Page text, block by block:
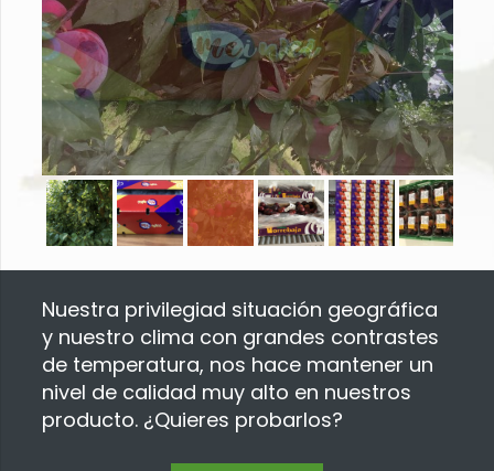
Nuestra privilegiad situación geográfica
y nuestro clima con grandes contrastes
de temperatura, nos hace mantener un
nivel de calidad muy alto en nuestros
producto. ¿Quieres probarlos?